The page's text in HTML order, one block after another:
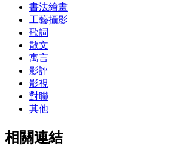
書法繪畫
工藝攝影
歌詞
散文
寓言
影評
影視
對聯
其他
相關連結